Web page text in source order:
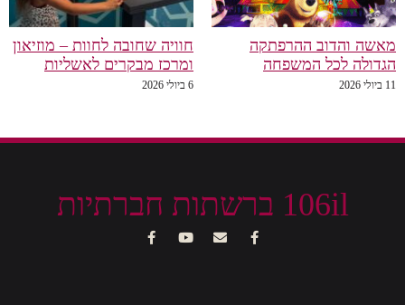
מאשה והדוב ההרפתקה
הגדולה לכל המשפחה
11 ביולי 2026
חוויה שחובה לחוות – מוזיאון
ומרכז מבקרים לאשליות
6 ביולי 2026
106il ברשתות חברתיות